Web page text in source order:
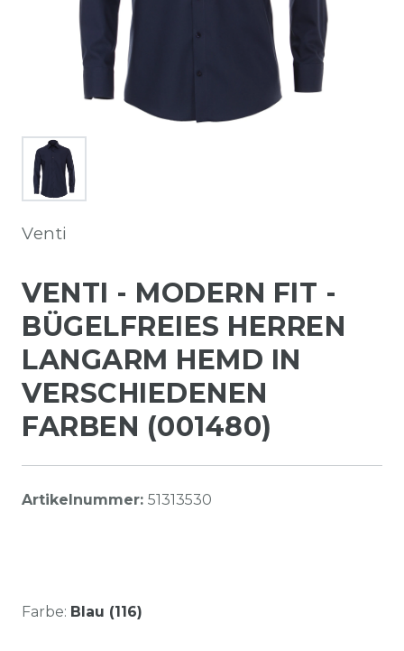
Venti
VENTI - MODERN FIT -
BÜGELFREIES HERREN
LANGARM HEMD IN
VERSCHIEDENEN
FARBEN (001480)
Artikelnummer: 51313530
Farbe: Blau (116)